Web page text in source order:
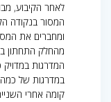
לאחר הקיבוע,
המסור בנקודה
ומחברים את
מהחלק התחתון
המדרגות
במדרגות של
קומה אחרי